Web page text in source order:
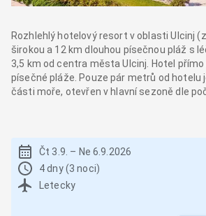
Rozhlehlý hotelový resort v oblasti Ulcinj
širokou a 12 km dlouhou písečnou pláž s
3,5 km od centra města Ulcinj. Hotel
písečné pláže. Pouze pár metrů od hotelu
části moře, otevřen v hlavní sezoně dle
Čt 3.9. – Ne 6.9.2026
4 dny (3 noci)
Letecky